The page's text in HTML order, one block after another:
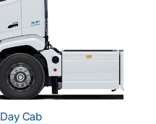
Day Cab